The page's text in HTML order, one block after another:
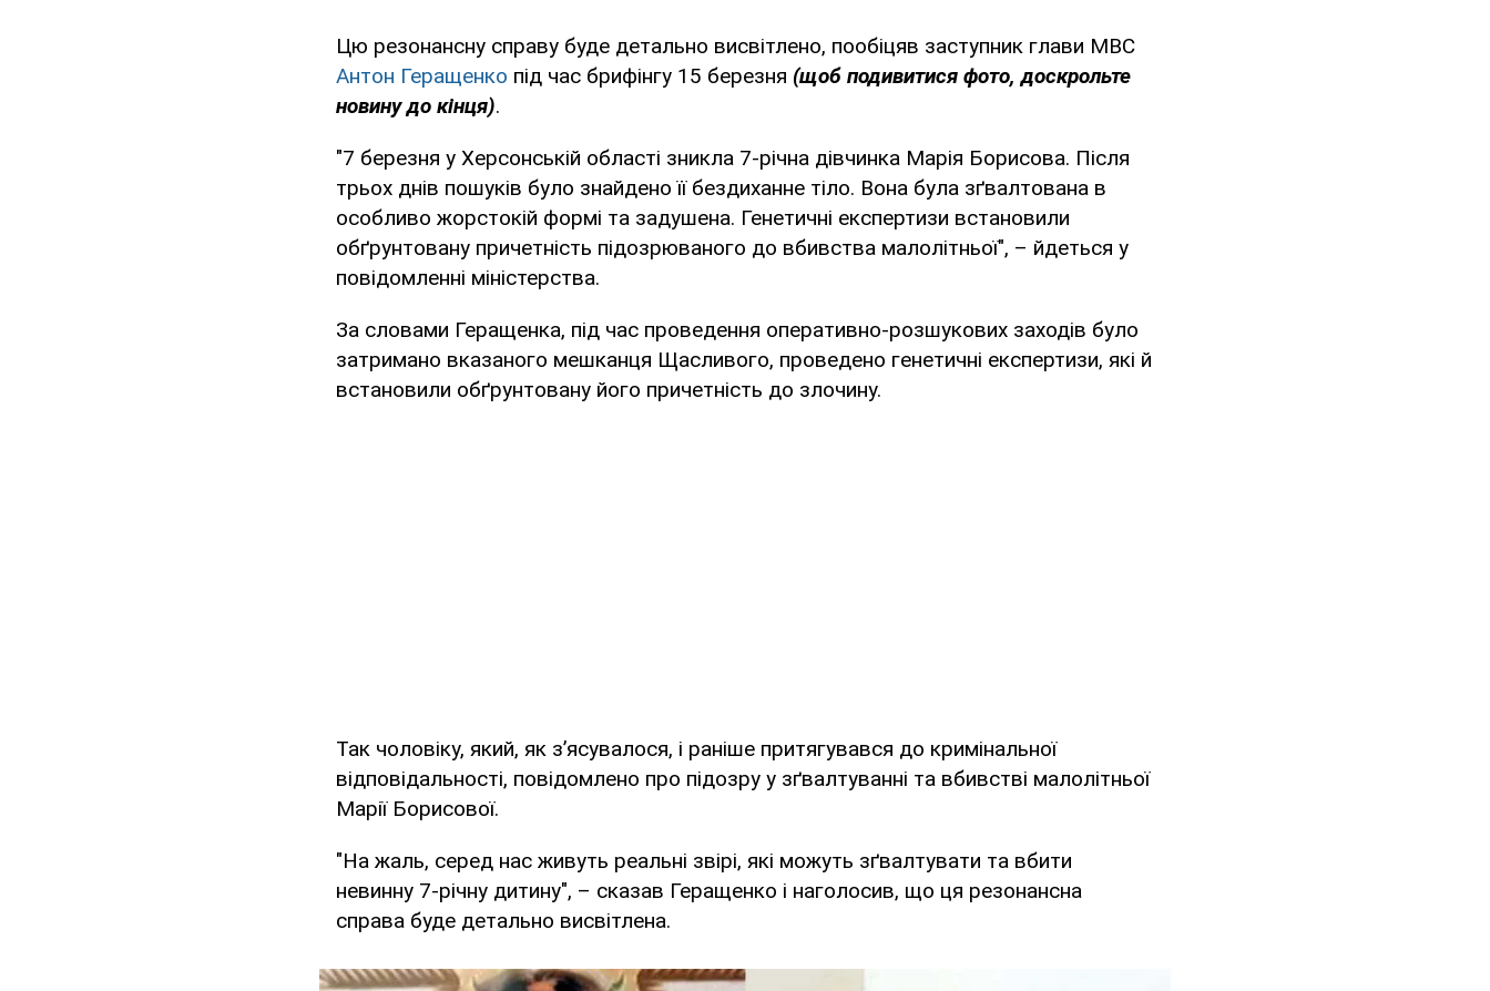
Цю резонансну справу буде детально висвітлено, пообіцяв заступник глави МВС
Антон Геращенко під час брифінгу 15 березня (щоб подивитися фото, доскрольте
новину до кінця).
"7 березня у Херсонській області зникла 7-річна дівчинка Марія Борисова. Після
трьох днів пошуків було знайдено її бездиханне тіло. Вона була зґвалтована в
особливо жорстокій формі та задушена. Генетичні експертизи встановили
обґрунтовану причетність підозрюваного до вбивства малолітньої", – йдеться у
повідомленні міністерства.
За словами Геращенка, під час проведення оперативно-розшукових заходів було
затримано вказаного мешканця Щасливого, проведено генетичні експертизи, які й
встановили обґрунтовану його причетність до злочину.
Так чоловіку, який, як з’ясувалося, і раніше притягувався до кримінальної
відповідальності, повідомлено про підозру у зґвалтуванні та вбивстві малолітньої
Марії Борисової.
"На жаль, серед нас живуть реальні звірі, які можуть зґвалтувати та вбити
невинну 7-річну дитину", – сказав Геращенко і наголосив, що ця резонансна
справа буде детально висвітлена.